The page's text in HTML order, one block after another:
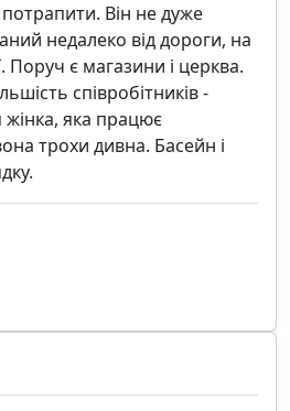
Він не дуже
недалеко від дороги, на
Поруч є магазини і церква.
співробітників -
жінка, яка працює
трохи дивна. Басейн і